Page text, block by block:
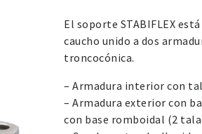
El soporte STABIFLEX
caucho unido a dos
troncocónica.
– Armadura interior con
– Armadura exterior con
con base romboidal (2